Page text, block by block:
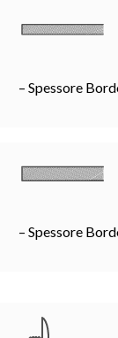
– Spessore
– Spessore